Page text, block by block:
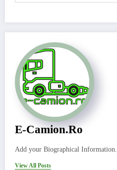
E-Camion.ro
Add your Biographical Information.
View All Posts